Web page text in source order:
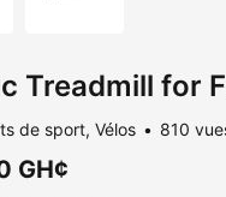
Treadmill for
de sport, Vélos 810
GH¢